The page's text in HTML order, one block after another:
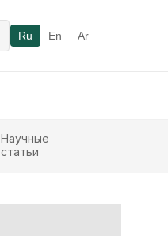
Ru En Ar
Научные
статьи